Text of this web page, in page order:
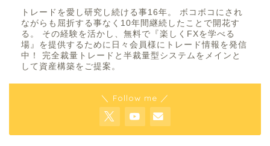
トレードを愛し研究し続ける事16年。 ボコボコにされ
ながらも屈折する事なく10年間継続したことで開花す
る。 その経験を活かし、無料で『楽しくFXを学べる
場』を提供するために日々会員様にトレード情報を発信
中！ 完全裁量トレードと半裁量型システムをメインと
して資産構築をご提案。
＼ Follow me ／